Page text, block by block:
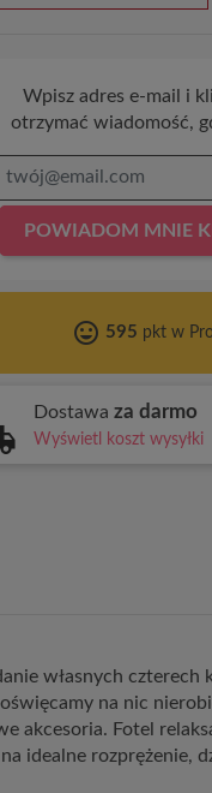
Wpisz adres e-mail i
otrzymać wiadomość,
POWIADOM MNIE
tag_faces 595 pkt w
Dostawa za darmo
Wyświetl koszt wysyłki
własnych czterech
na nic
akcesoria. Fotel
idealne rozprężenie,